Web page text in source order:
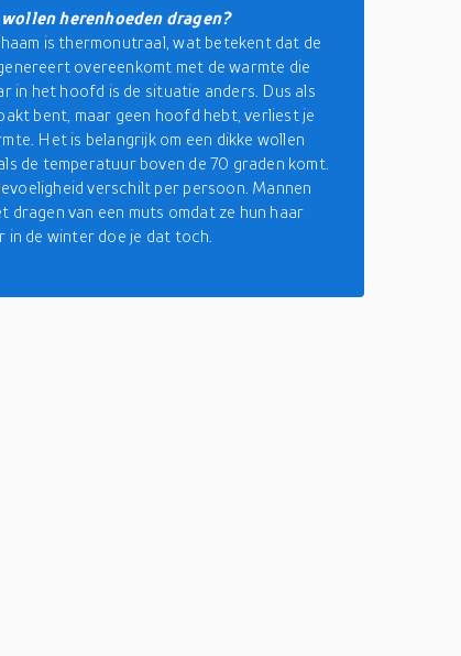
herenhoeden dragen?
is thermonutraal, wat betekent dat de
overeenkomt met de warmte die
in het hoofd is de situatie anders. Dus als
bent, maar geen hoofd hebt, verliest je
Het is belangrijk om een dikke wollen
de temperatuur boven de 70 graden komt.
verschilt per persoon. Mannen
dragen van een muts omdat ze hun haar
in de winter doe je dat toch.